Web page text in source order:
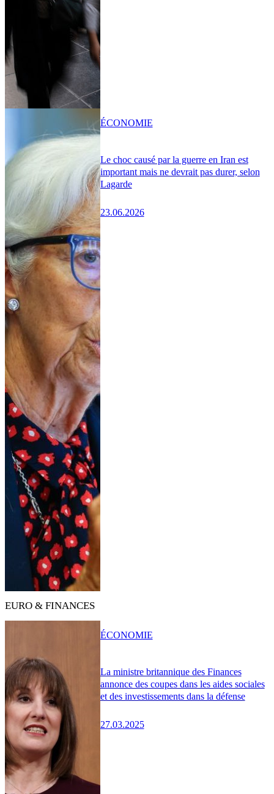
Le choc causé par la guerre en Iran est
important mais ne devrait pas durer, selon
Lagarde
23.06.2026
ÉCONOMIE
EURO & FINANCES
La ministre britannique des Finances
annonce des coupes dans les aides sociales
et des investissements dans la défense
27.03.2025
ÉCONOMIE